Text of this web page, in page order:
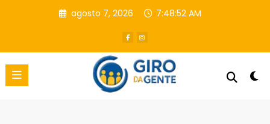
agosto 7, 2026 7:48:53 AM